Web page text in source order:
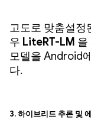
고도로 맞춤설정
우 LiteRT-LM 을
모델을 Android
다.
3. 하이브리드 추론 및